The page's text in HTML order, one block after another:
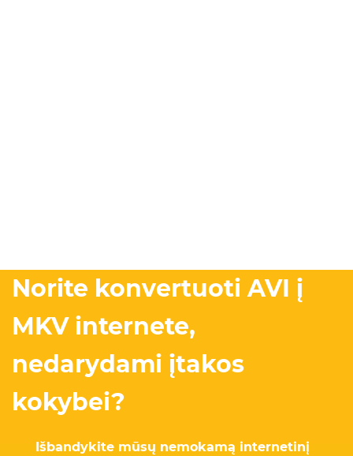
Norite konvertuoti AVI į
MKV internete,
nedarydami įtakos
kokybei?
Išbandykite mūsų nemokamą internetinį